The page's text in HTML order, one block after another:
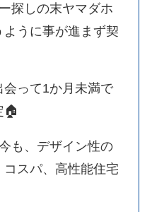
探しの末ヤマダホ
うに事が進まず契
って1か月未満で
🏠
も、デザイン性の
スパ、高性能住宅